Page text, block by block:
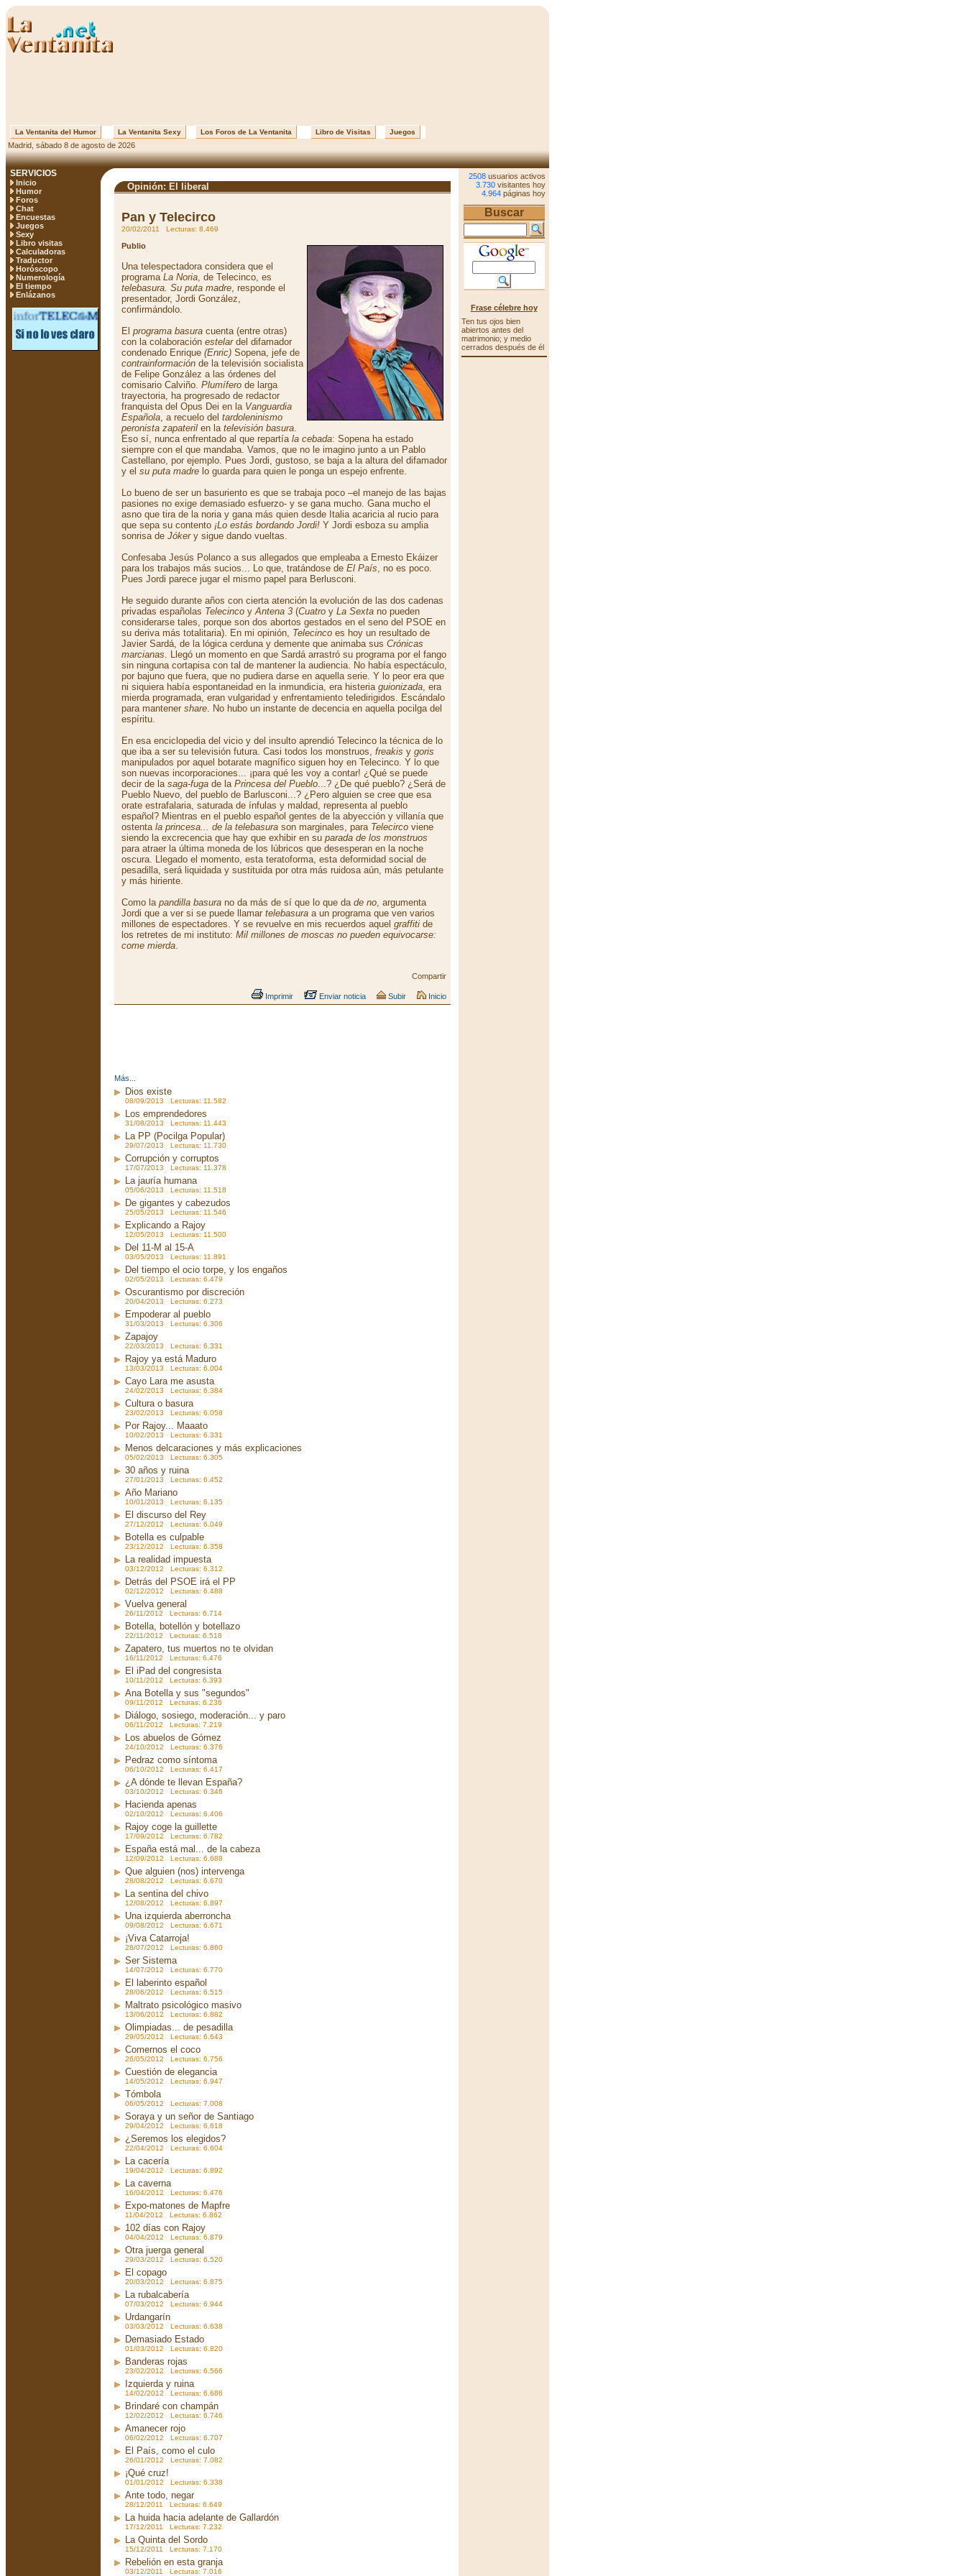
La Ventanita del Humor La Ventanita Sexy Los Foros de La Ventanita Libro de Visitas Juegos
Madrid, sábado 8 de agosto de 2026
SERVICIOS
Inicio
Humor
Foros
Chat
Encuestas
Juegos
Sexy
Libro visitas
Calculadoras
Traductor
Horóscopo
Numerología
El tiempo
Enlázanos
Opinión: El liberal
Pan y Telecirco
20/02/2011 Lecturas: 8.469
Publio
Una telespectadora considera que el
programa La Noria, de Telecinco, es
telebasura. Su puta madre, responde el
presentador, Jordi González,
confirmándolo.
El programa basura cuenta (entre otras)
con la colaboración estelardel difamador
condenado Enrique (Enric) Sopena, jefe de
contrainformación de la televisión socialista
de Felipe González a las órdenes del
comisario Calviño. Plumífero de larga
trayectoria, ha progresado de redactor
franquista del Opus Dei en la Vanguardia
Española, a recuelo del tardoleninismo
peronista zapateril en la televisión basura.
Eso sí, nunca enfrentado al que repartía la cebada: Sopena ha estado
siempre con el que mandaba. Vamos, que no le imagino junto a un Pablo
Castellano, por ejemplo. Pues Jordi, gustoso, se baja a la altura del difamador
y el su puta madre lo guarda para quien le ponga un espejo enfrente.
Lo bueno de ser un basuriento es que se trabaja poco –el manejo de las bajas
pasiones no exige demasiado esfuerzo- y se gana mucho. Gana mucho el
asno que tira de la noria y gana más quien desde Italia acaricia al rucio para
que sepa su contento ¡Lo estás bordando Jordi! Y Jordi esboza su amplia
sonrisa de Jókery sigue dando vueltas.
Confesaba Jesús Polanco a sus allegados que empleaba a Ernesto Ekáizer
para los trabajos más sucios... Lo que, tratándose de El País, no es poco.
Pues Jordi parece jugar el mismo papel para Berlusconi.
He seguido durante años con cierta atención la evolución de las dos cadenas
privadas españolas Telecinco yAntena 3 (Cuatro y La Sexta no pueden
considerarse tales, porque son dos abortos gestados en el seno del PSOE en
su deriva más totalitaria). En mi opinión, Telecinco es hoy un resultado de
Javier Sardá, de la lógica cerduna y demente que animaba sus Crónicas
marcianas. Llegó un momento en que Sardá arrastró su programa por el fango
sin ninguna cortapisa con tal de mantener la audiencia. No había espectáculo,
por bajuno que fuera, que no pudiera darse en aquella serie. Y lo peor era que
ni siquiera había espontaneidad en la inmundicia, era histeria guionizada, era
mierda programada, eran vulgaridad y enfrentamiento teledirigidos. Escándalo
para mantener share. No hubo un instante de decencia en aquella pocilga del
espíritu.
En esa enciclopedia del vicio y del insulto aprendió Telecinco la técnica de lo
que iba a ser su televisión futura. Casi todos los monstruos, freakis y goris
manipulados por aquel botarate magnífico siguen hoy en Telecinco. Y lo que
son nuevas incorporaciones... ¡para qué les voy a contar! ¿Qué se puede
decir de la saga-fuga de la Princesa del Pueblo...? ¿De qué pueblo? ¿Será de
Pueblo Nuevo, del pueblo de Barlusconi...? ¿Pero alguien se cree que esa
orate estrafalaria, saturada de ínfulas y maldad, representa al pueblo
español? Mientras en el pueblo español gentes de la abyección y villanía que
ostenta la princesa... de la telebasura son marginales, para Telecirco viene
siendo la excrecencia que hay que exhibir en su parada de los monstruos
para atraer la última moneda de los lúbricos que desesperan en la noche
oscura. Llegado el momento, esta teratoforma, esta deformidad social de
pesadilla, será liquidada y sustituida por otra más ruidosa aún, más petulante
y más hiriente.
Como la pandilla basura no da más de sí que lo que da de no, argumenta
Jordi que a ver si se puede llamar telebasura a un programa que ven varios
millones de espectadores. Y se revuelve en mis recuerdos aquel graffiti de
los retretes de mi instituto: Mil millones de moscas no pueden equivocarse:
come mierda.
Compartir
Imprimir Enviar noticia Subir Inicio
Más...
Dios existe
08/09/2013 Lecturas: 11.582
Los emprendedores
31/08/2013 Lecturas: 11.443
La PP (Pocilga Popular)
29/07/2013 Lecturas: 11.730
Corrupción y corruptos
17/07/2013 Lecturas: 11.378
La jauría humana
05/06/2013 Lecturas: 11.518
De gigantes y cabezudos
25/05/2013 Lecturas: 11.546
Explicando a Rajoy
12/05/2013 Lecturas: 11.500
Del 11-M al 15-A
03/05/2013 Lecturas: 11.891
Del tiempo el ocio torpe, y los engaños
02/05/2013 Lecturas: 6.479
Oscurantismo por discreción
20/04/2013 Lecturas: 6.273
Empoderar al pueblo
31/03/2013 Lecturas: 6.306
Zapajoy
22/03/2013 Lecturas: 6.331
Rajoy ya está Maduro
13/03/2013 Lecturas: 6.004
Cayo Lara me asusta
24/02/2013 Lecturas: 6.384
Cultura o basura
23/02/2013 Lecturas: 6.058
Por Rajoy... Maaato
10/02/2013 Lecturas: 6.331
Menos delcaraciones y más explicaciones
05/02/2013 Lecturas: 6.305
30 años y ruina
27/01/2013 Lecturas: 6.452
Año Mariano
10/01/2013 Lecturas: 6.135
El discurso del Rey
27/12/2012 Lecturas: 6.049
Botella es culpable
23/12/2012 Lecturas: 6.358
La realidad impuesta
03/12/2012 Lecturas: 6.312
Detrás del PSOE irá el PP
02/12/2012 Lecturas: 6.488
Vuelva general
26/11/2012 Lecturas: 6.714
Botella, botellón y botellazo
22/11/2012 Lecturas: 6.518
Zapatero, tus muertos no te olvidan
16/11/2012 Lecturas: 6.476
El iPad del congresista
10/11/2012 Lecturas: 6.393
Ana Botella y sus "segundos"
09/11/2012 Lecturas: 6.236
Diálogo, sosiego, moderación... y paro
06/11/2012 Lecturas: 7.219
Los abuelos de Gómez
24/10/2012 Lecturas: 6.376
Pedraz como síntoma
06/10/2012 Lecturas: 6.417
¿A dónde te llevan España?
03/10/2012 Lecturas: 6.346
Hacienda apenas
02/10/2012 Lecturas: 6.406
Rajoy coge la guillette
17/09/2012 Lecturas: 6.782
España está mal... de la cabeza
12/09/2012 Lecturas: 6.688
Que alguien (nos) intervenga
28/08/2012 Lecturas: 6.670
La sentina del chivo
12/08/2012 Lecturas: 6.897
Una izquierda aberroncha
09/08/2012 Lecturas: 6.671
¡Viva Catarroja!
28/07/2012 Lecturas: 6.860
Ser Sistema
14/07/2012 Lecturas: 6.770
El laberinto español
28/06/2012 Lecturas: 6.515
Maltrato psicológico masivo
13/06/2012 Lecturas: 6.882
Olimpiadas... de pesadilla
29/05/2012 Lecturas: 6.643
Comernos el coco
26/05/2012 Lecturas: 6.756
Cuestión de elegancia
14/05/2012 Lecturas: 6.947
Tómbola
06/05/2012 Lecturas: 7.008
Soraya y un señor de Santiago
29/04/2012 Lecturas: 6.618
¿Seremos los elegidos?
22/04/2012 Lecturas: 6.604
La cacería
19/04/2012 Lecturas: 6.892
La caverna
16/04/2012 Lecturas: 6.476
Expo-matones de Mapfre
11/04/2012 Lecturas: 6.862
102 días con Rajoy
04/04/2012 Lecturas: 6.879
Otra juerga general
29/03/2012 Lecturas: 6.520
El copago
20/03/2012 Lecturas: 6.875
La rubalcabería
07/03/2012 Lecturas: 6.944
Urdangarín
03/03/2012 Lecturas: 6.638
Demasiado Estado
01/03/2012 Lecturas: 6.820
Banderas rojas
23/02/2012 Lecturas: 6.566
Izquierda y ruina
14/02/2012 Lecturas: 6.686
Brindaré con champán
12/02/2012 Lecturas: 6.746
Amanecer rojo
06/02/2012 Lecturas: 6.707
El País, como el culo
26/01/2012 Lecturas: 7.082
¡Qué cruz!
01/01/2012 Lecturas: 6.338
Ante todo, negar
28/12/2011 Lecturas: 6.649
La huida hacia adelante de Gallardón
17/12/2011 Lecturas: 7.232
La Quinta del Sordo
15/12/2011 Lecturas: 7.170
Rebelión en esta granja
03/12/2011 Lecturas: 7.016
2508 usuarios activos
3.730 visitantes hoy
4.964 páginas hoy
Buscar
Frase célebre hoy
Ten tus ojos bien
abiertos antes del
matrimonio; y medio
cerrados después de él